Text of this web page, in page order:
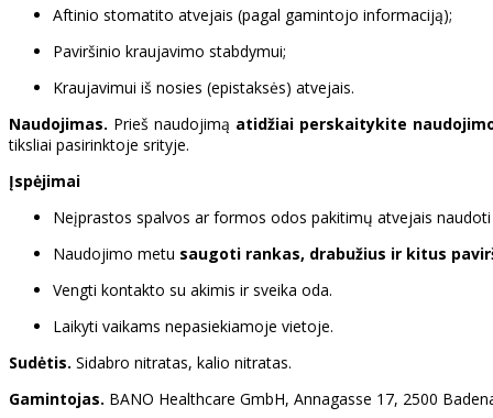
Aftinio stomatito atvejais (pagal gamintojo informaciją);
Paviršinio kraujavimo stabdymui;
Kraujavimui iš nosies (epistaksės) atvejais.
Naudojimas. Prieš naudojimą atidžiai perskaitykite
tiksliai pasirinktoje srityje.
Įspėjimai
Neįprastos spalvos ar formos odos pakitimų atvejais naudoti
Naudojimo metu saugoti rankas, drabužius ir kitus
Vengti kontakto su akimis ir sveika oda.
Laikyti vaikams nepasiekiamoje vietoje.
Sudėtis. Sidabro nitratas, kalio nitratas.
Gamintojas. BANO Healthcare GmbH, Annagasse 17, 2500